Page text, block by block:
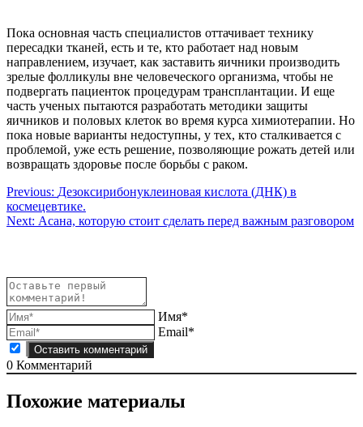
Пока основная часть специалистов оттачивает технику
пересадки тканей, есть и те, кто работает над новым
направлением, изучает, как заставить яичники производить
зрелые фолликулы вне человеческого организма, чтобы не
подвергать пациенток процедурам трансплантации. И еще
часть ученых пытаются разработать методики защиты
яичников и половых клеток во время курса химиотерапии. Но
пока новые варианты недоступны, у тех, кто сталкивается с
проблемой, уже есть решение, позволяющие рожать детей или
возвращать здоровье после борьбы с раком.
Навигация
по
Previous: Дезоксирибонуклеиновая кислота (ДНК) в
космецевтике.
Next: Асана, которую стоит сделать перед важным разговором
Имя*
Email*
0 Комментарий
Похожие материалы